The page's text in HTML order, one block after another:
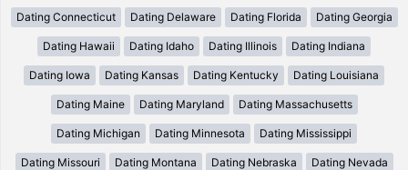
Dating Connecticut Dating Delaware Dating Florida Dating Georgia
Dating Hawaii Dating Idaho Dating Illinois Dating Indiana
Dating Iowa Dating Kansas Dating Kentucky Dating Louisiana
Dating Maine Dating Maryland Dating Massachusetts
Dating Michigan Dating Minnesota Dating Mississippi
Dating Missouri Dating Montana Dating Nebraska Dating Nevada